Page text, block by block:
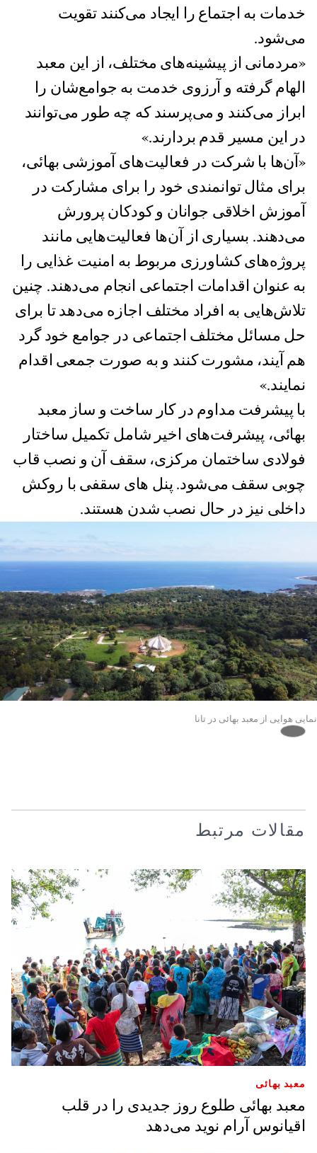
خدمات به اجتماع را ایجاد می‌کنند تقویت
می‌شود.
«مردمانی از پیشینه‌های مختلف، از این معبد
الهام گرفته و آرزوی خدمت به جوامع‌شان را
ابراز می‌کنند و می‌پرسند که چه طور می‌توانند
در این مسیر قدم بردارند.»
«آن‌ها با شرکت در فعالیت‌های آموزشی بهائی،
برای مثال توانمندی خود را برای مشارکت در
آموزش اخلاقی جوانان و کودکان پرورش
می‌دهند. بسیاری از آن‌ها فعالیت‌هایی مانند
پروژه‌های کشاورزی مربوط به امنیت غذایی را
به عنوان اقدامات اجتماعی انجام می‌دهند. چنین
تلاش‌هایی به افراد مختلف اجازه می‌دهد تا برای
حل مسائل مختلف اجتماعی در جوامع خود گرد
هم آیند، مشورت کنند و به صورت جمعی اقدام
نمایند.»
با پیشرفت مداوم در کار ساخت و ساز معبد
بهائی، پیشرفت‌های اخیر شامل تکمیل ساختار
فولادی ساختمان مرکزی، سقف آن و نصب قاب
چوبی سقف می‌شود. پنل های سقفی با روکش
داخلی نیز در حال نصب شدن هستند.
نمایی هوایی از معبد بهائی در تانا
مقالات مرتبط
معبد بهائی
معبد بهائی طلوع روز جدیدی را در قلب
اقیانوس آرام نوید می‌دهد